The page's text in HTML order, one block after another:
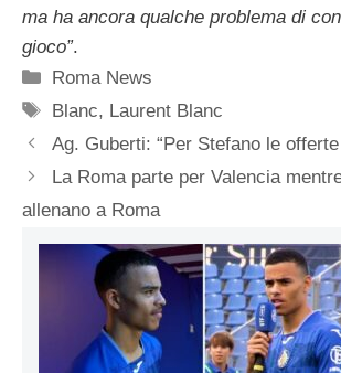
ma ha ancora qualche problema di
gioco”.
Categorie
Roma News
Tag
Blanc, Laurent Blanc
Ag. Guberti: “Per Stefano le
La Roma parte per Valencia
allenano a Roma